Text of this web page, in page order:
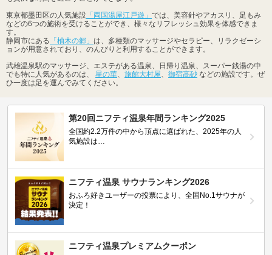
東京都墨田区の人気施設 「両国湯屋江戸遊」 では、美容針やアカスリ、足もみ
などの6つの施術を受けることができ、様々なリフレッシュ効果を体感できま
す。
静岡市にある 「柚木の郷」 は、多種類のマッサージやセラピー、リラクゼーシ
ョンが用意されており、のんびりと利用することができます。
武雄温泉駅のマッサージ、エステがある温泉、日帰り温泉、スーパー銭湯の中
でも特に人気があるのは、 星の華 旅館大村屋 御宿高砂 などの施設です。ぜ
ひ一度は足を運んでみてください。
第20回ニフティ温泉年間ランキング2025
全国約2.2万件の中から頂点に選ばれた、2025年の人
気施設は…
ニフティ温泉 サウナランキング2026
おふろ好きユーザーの投票により、全国No.1サウナが
決定！
ニフティ温泉プレミアムクーポン